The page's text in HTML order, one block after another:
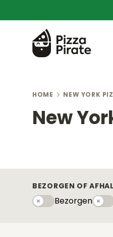
HOME NEW YORK
New
BEZORGEN OF
BezorgenBezorgen